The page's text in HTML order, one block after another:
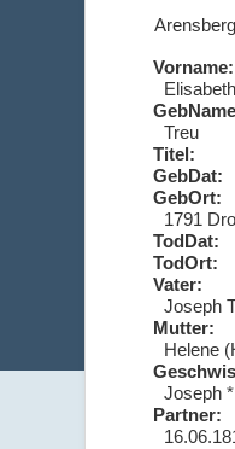
Arensberg
Vorname:
Elisabeth
Treu
Titel:
GebDat:
GebOrt:
1791
TodDat:
TodOrt:
Vater:
Joseph
Mutter:
Helene
Joseph
Partner: